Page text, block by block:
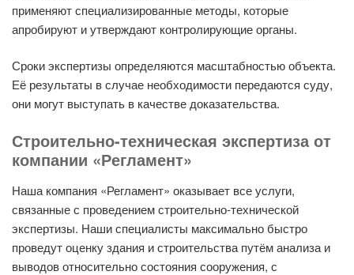
применяют специализированные методы, которые
апробируют и утверждают контролирующие органы.
Сроки экспертизы определяются масштабностью объекта.
Её результаты в случае необходимости передаются суду,
они могут выступать в качестве доказательства.
Строительно-техническая экспертиза от
компании «Регламент»
Наша компания «Регламент» оказывает все услуги,
связанные с проведением строительно-технической
экспертизы. Наши специалисты максимально быстро
проведут оценку здания и строительства путём анализа и
выводов относительно состояния сооружения, с